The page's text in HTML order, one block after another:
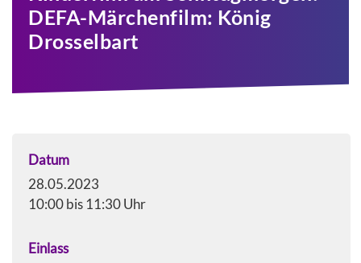
DEFA-Märchenfilm: König
Drosselbart
Datum
28.05.2023
10:00 bis 11:30 Uhr
Einlass